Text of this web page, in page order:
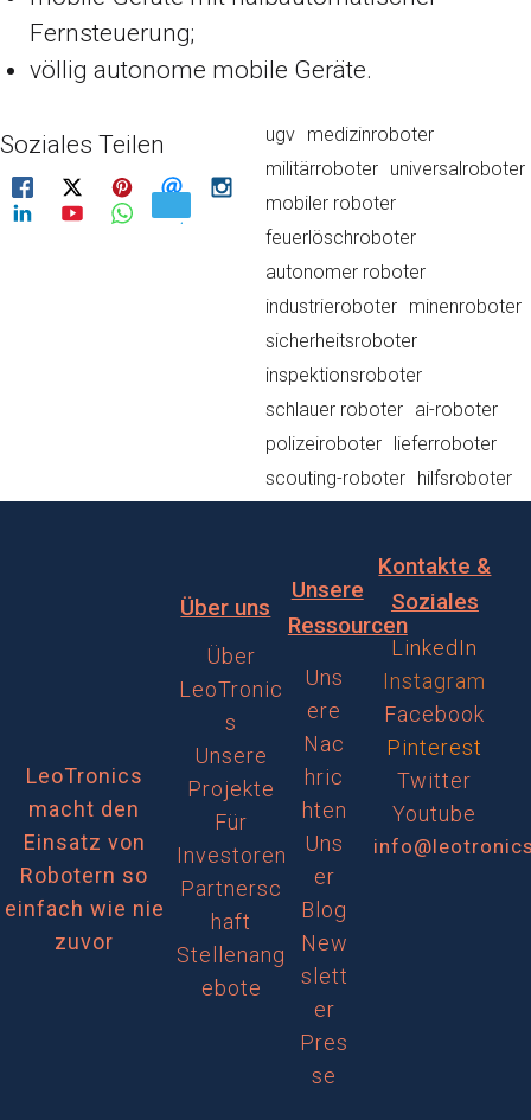
Fernsteuerung;
völlig autonome mobile Geräte.
Soziales Teilen ugv medizinroboter
militärroboter universalroboter
mobiler roboter
feuerlöschroboter
autonomer roboter
industrieroboter minenroboter
sicherheitsroboter
inspektionsroboter
schlauer roboter ai-roboter
polizeiroboter lieferroboter
scouting-roboter hilfsroboter
LeoTronics
macht den
Einsatz von
Robotern so
einfach wie nie
zuvor
Über uns
Über
LeoTronic
s
Unsere
Projekte
Für
Investoren
Partnersc
haft
Stellenang
ebote
Unsere
Ressourcen
Uns
ere
Nac
hric
hten
Uns
er
Blog
New
slett
er
Pres
se
Kontakte &
Soziales
LinkedIn
Instagram
Facebook
Pinterest
Twitter
Youtube